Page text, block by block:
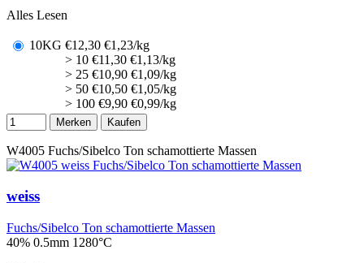
Alles Lesen
10KG €12,30 €1,23/kg
> 10 €11,30 €1,13/kg
> 25 €10,90 €1,09/kg
> 50 €10,50 €1,05/kg
> 100 €9,90 €0,99/kg
Merken Kaufen
W4005 Fuchs/Sibelco Ton schamottierte Massen
weiss
Fuchs/Sibelco Ton schamottierte Massen
40% 0.5mm 1280°C